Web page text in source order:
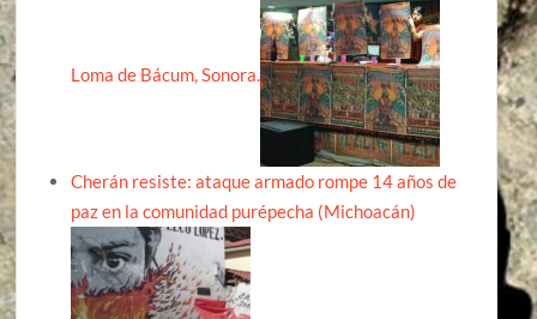
Loma de Bácum, Sonora.
Cherán resiste: ataque armado rompe 14 años de
paz en la comunidad purépecha (Michoacán)